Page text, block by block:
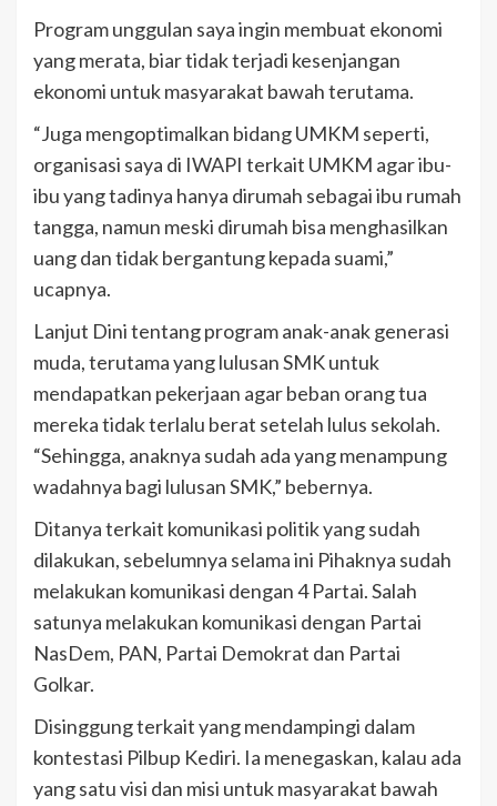
Program unggulan saya ingin membuat ekonomi
yang merata, biar tidak terjadi kesenjangan
ekonomi untuk masyarakat bawah terutama.
“Juga mengoptimalkan bidang UMKM seperti,
organisasi saya di IWAPI terkait UMKM agar ibu-
ibu yang tadinya hanya dirumah sebagai ibu rumah
tangga, namun meski dirumah bisa menghasilkan
uang dan tidak bergantung kepada suami,”
ucapnya.
Lanjut Dini tentang program anak-anak generasi
muda, terutama yang lulusan SMK untuk
mendapatkan pekerjaan agar beban orang tua
mereka tidak terlalu berat setelah lulus sekolah.
“Sehingga, anaknya sudah ada yang menampung
wadahnya bagi lulusan SMK,” bebernya.
Ditanya terkait komunikasi politik yang sudah
dilakukan, sebelumnya selama ini Pihaknya sudah
melakukan komunikasi dengan 4 Partai. Salah
satunya melakukan komunikasi dengan Partai
NasDem, PAN, Partai Demokrat dan Partai
Golkar.
Disinggung terkait yang mendampingi dalam
kontestasi Pilbup Kediri. Ia menegaskan, kalau ada
yang satu visi dan misi untuk masyarakat bawah